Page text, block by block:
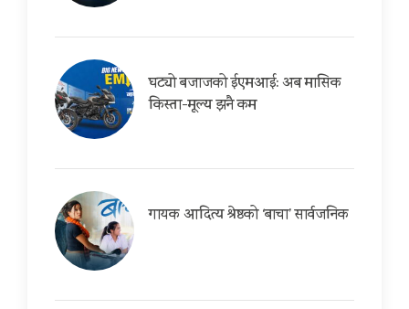
घट्यो बजाजको ईएमआई: अब मासिक
किस्ता-मूल्य झनै कम
गायक आदित्य श्रेष्ठको ‘बाचा’ सार्वजनिक